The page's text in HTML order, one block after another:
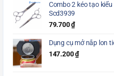
Combo 2 kéo tạo
Scd3939
79.700₫
Dụng cụ mở nắp lon
147.200₫